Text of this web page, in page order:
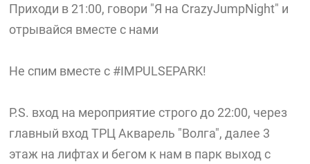
Приходи в 21:00, говори "Я на CrazyJumpNight" и
отрывайся вместе с нами
Не спим вместе с #IMPULSEPARK!
P.S. вход на мероприятие строго до 22:00, через
главный вход ТРЦ Акварель "Волга", далее 3
этаж на лифтах и бегом к нам в парк выход с